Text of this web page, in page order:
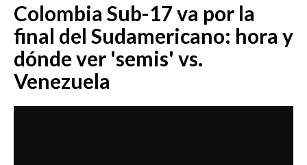
EMISIÓN 12:30 PM
EMISIÓN 7:00 PM
EMISIÓN 11:30 PM
Colombia Sub-17 va por la
final del Sudamericano: hora y
dónde ver 'semis' vs.
Venezuela